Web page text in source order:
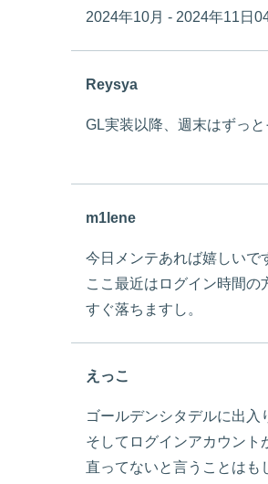
2024年10月 - 2024年11日
Reysya
GL実装以降、週末はずっと
m1lene
今日メンテあれば嬉しいで
ここ最近はログイン時間
すぐ落ちますし。
えっこ
ゴールデンシタデルに出
そしてログインアカウント
直ってないと言うことは